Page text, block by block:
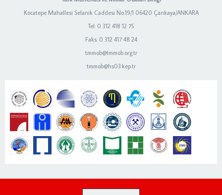
Kocatepe Mahallesi Selanik Caddesi No:19/1 06420 Çankaya/ANKARA
Tel: 0 312 418 12 75
Faks: 0 312 417 48 24
tmmob@tmmob.org.tr
tmmob@hs03.kep.tr